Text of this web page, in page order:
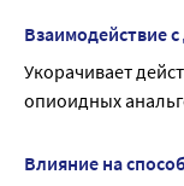
сообщите об этом
Взаимодействие
Укорачивает
опиоидных
Влияние на